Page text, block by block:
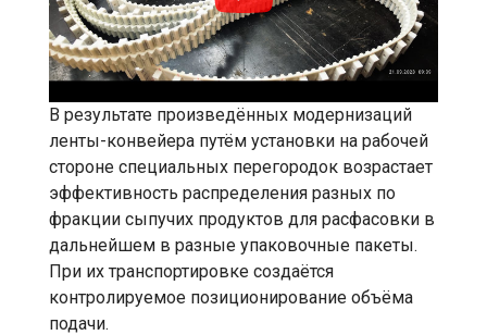
В результате произведённых модернизаций
ленты-конвейера путём установки на рабочей
стороне специальных перегородок возрастает
эффективность распределения разных по
фракции сыпучих продуктов для расфасовки в
дальнейшем в разные упаковочные пакеты.
При их транспортировке создаётся
контролируемое позиционирование объёма
подачи.